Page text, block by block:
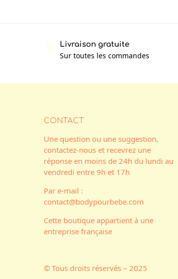
Livraison gratuite
Sur toutes les commandes
CONTACT
Une question ou une suggestion,
contactez-nous et recevrez une
réponse en moins de 24h du lundi au
vendredi entre 9h et 17h
Par e-mail :
contact@bodypourbebe.com
Cette boutique appartient à une
entreprise française
© Tous droits réservés – 2025